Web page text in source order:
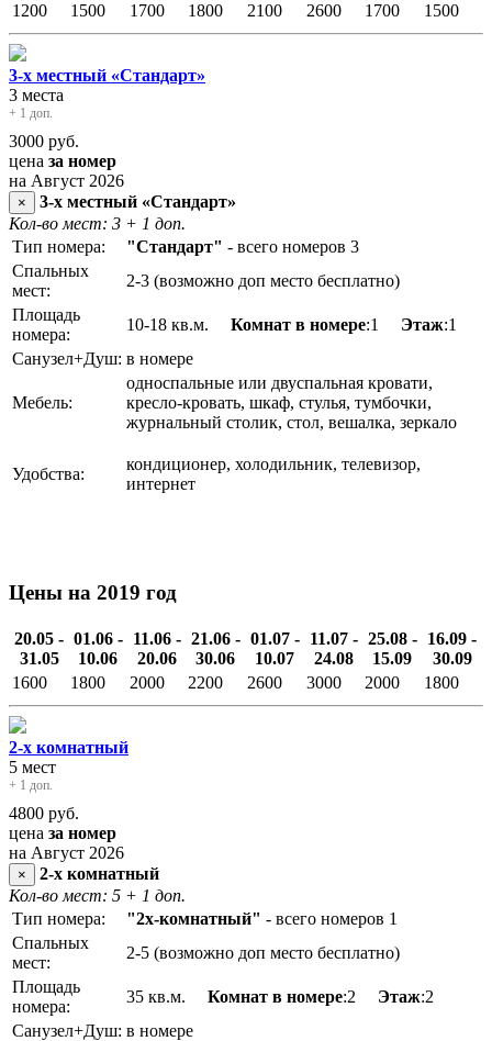
1200
1500 1700 1800 2100 2600 1700 1500
3-х местный «Стандарт»
3 места
+ 1 доп.
3000 руб.
цена за номер
на Август 2026
×
3-х местный «Стандарт»
Кол-во мест: 3 + 1 доп.
Тип номера:
"Стандарт" - всего номеров 3
Спальных
мест:
2-3 (возможно доп место бесплатно)
Площадь
номера:
10-18 кв.м. Комнат в номере:1 Этаж:1
Санузел+Душ: в номере
Мебель:
односпальные или двуспальная кровати,
кресло-кровать, шкаф, стулья, тумбочки,
журнальный столик, стол, вешалка, зеркало
Удобства:
кондиционер, холодильник, телевизор,
интернет
Цены на 2019 год
20.05 -
31.05
01.06 -
10.06
11.06 -
20.06
21.06 -
30.06
01.07 -
10.07
11.07 -
24.08
25.08 -
15.09
16.09 -
30.09
1600
1800 2000 2200 2600 3000 2000 1800
2-х комнатный
5 мест
+ 1 доп.
4800 руб.
цена за номер
на Август 2026
×
2-х комнатный
Кол-во мест: 5 + 1 доп.
Тип номера:
"2х-комнатный" - всего номеров 1
Спальных
мест:
2-5 (возможно доп место бесплатно)
Площадь
номера:
35 кв.м. Комнат в номере:2 Этаж:2
Санузел+Душ: в номере